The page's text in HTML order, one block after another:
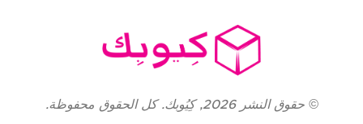
©حقوق النشر 2026
, كِيُوبك. كل الحقوق محفوظة.